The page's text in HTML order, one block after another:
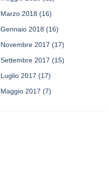
Marzo 2018 (16)
Gennaio 2018 (16)
Novembre 2017 (17)
Settembre 2017 (15)
Luglio 2017 (17)
Maggio 2017 (7)